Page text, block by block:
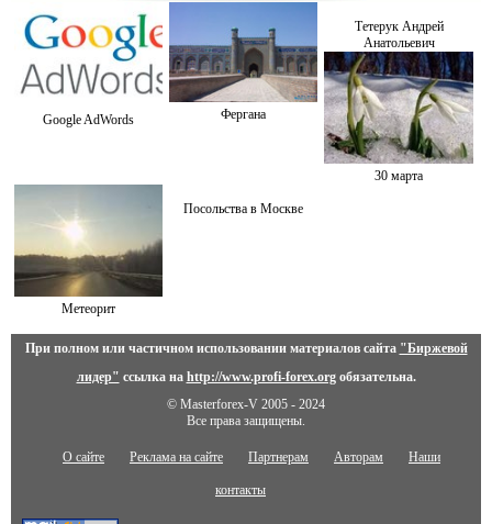
Google AdWords Фергана
Тетерук Андрей
Анатольевич
30 марта
Метеорит
Посольства в Москве
При полном или частичном использовании материалов сайта "Биржевой
лидер" ссылка на http://www.profi-forex.orgобязательна.
© Masterforex-V 2005 - 2024
Все права защищены.
О сайте Реклама на сайте Партнерам Авторам Наши
контакты